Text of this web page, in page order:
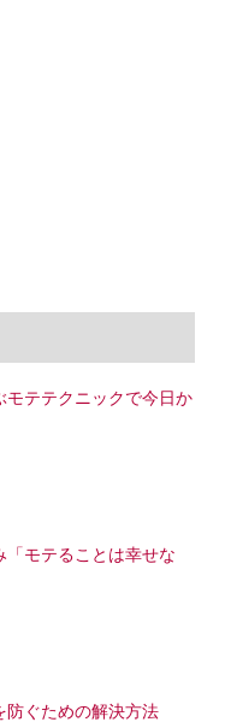
モテテクニックで今日か
「モテることは幸せな
防ぐための解決方法